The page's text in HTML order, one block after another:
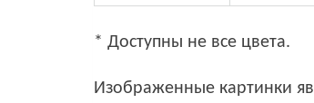
* Доступны не все цвета.
Изображенные картинки